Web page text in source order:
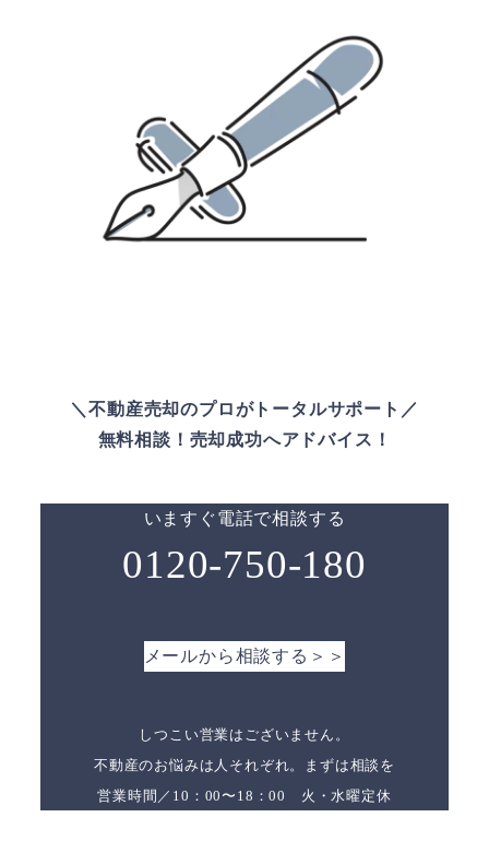
＼不動産売却のプロがトータルサポート／
無料相談！売却成功へアドバイス！
いますぐ電話で相談する
0120-750-180
メールから相談する＞＞
しつこい営業はございません。
不動産のお悩みは人それぞれ。まずは相談を
営業時間／10：00〜18：00 火・水曜定休